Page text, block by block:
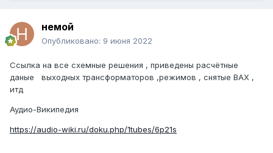
немой
Опубликовано: 9 июня 2022
Ссылка на все схемные решения , приведены расчётные
даные выходных трансформаторов ,режимов , снятые ВАХ ,
итд
Аудио-Википедия
https://audio-wiki.ru/doku.php/1tubes/6p21s